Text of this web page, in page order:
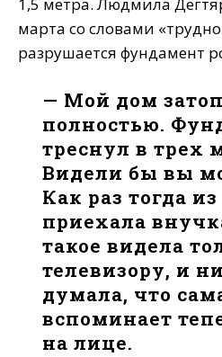
1,5 метра. Людмила
марта со словами
разрушается фундамент
— Мой дом
полностью.
треснул в трех
Видели бы вы
Как раз тогда из
приехала
такое видела
телевизору, и
думала, что
вспоминает
на лице.